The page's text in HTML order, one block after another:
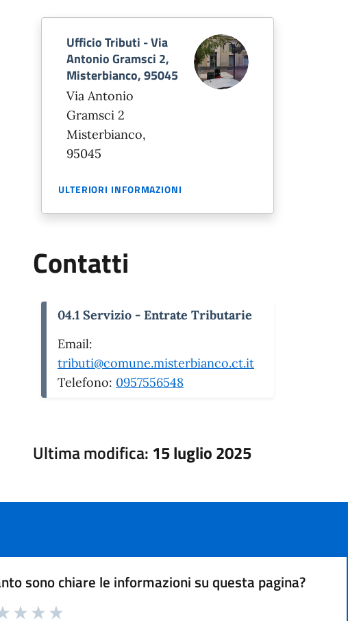
Ufficio Tributi - Via
Antonio Gramsci 2,
Misterbianco, 95045
Via Antonio
Gramsci 2
Misterbianco,
95045
ULTERIORI INFORMAZIONI
Contatti
04.1 Servizio - Entrate Tributarie
Email:
tributi@comune.misterbianco.ct.it
Telefono: 0957556548
Ultima modifica: 15 luglio 2025
sono chiare le informazioni su questa pagina?